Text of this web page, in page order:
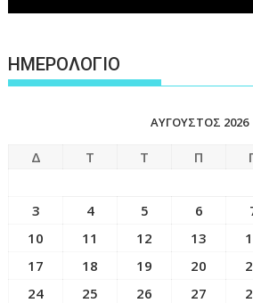
ΗΜΕΡΟΛΟΓΙΟ
ΑΎΓΟΥΣΤΟΣ 2026
Δ Τ Τ Π
3
4 5 6
10
11 12 13
17
18 19 20
24
25 26 27